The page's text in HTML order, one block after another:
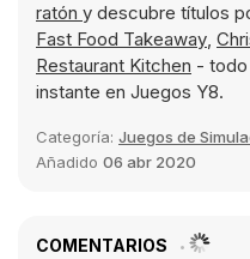
ratón y descubre títulos
Fast Food Takeaway,
Restaurant Kitchen - todo
instante en Juegos Y8.
Categoría: Juegos de
Añadido 06 abr 2020
COMENTARIOS